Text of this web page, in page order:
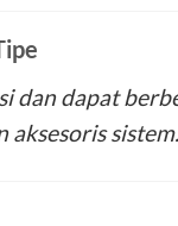
dan dapat
aksesoris sistem.